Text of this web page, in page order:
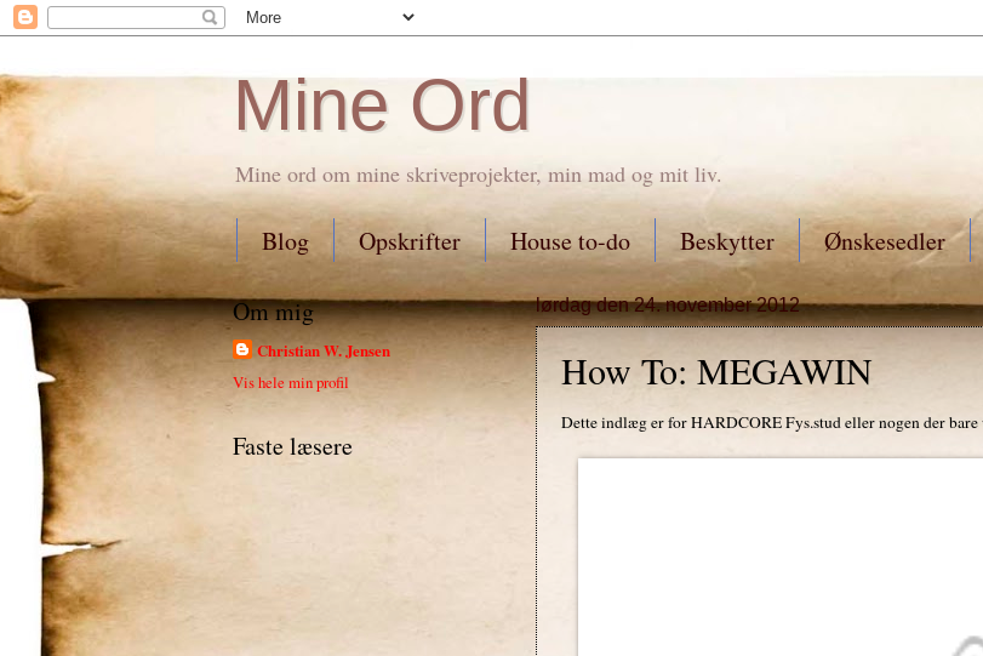
Mine Ord
Mine ord om mine skriveprojekter, min mad og mit liv.
Blog Opskrifter House to-do Beskytter Ønskesedler
lørdag den 24. november 2012
How To: MEGAWIN
Dette indlæg er for HARDCORE Fys.stud eller nogen der
Om mig
Christian W. Jensen
Vis hele min profil
Faste læsere